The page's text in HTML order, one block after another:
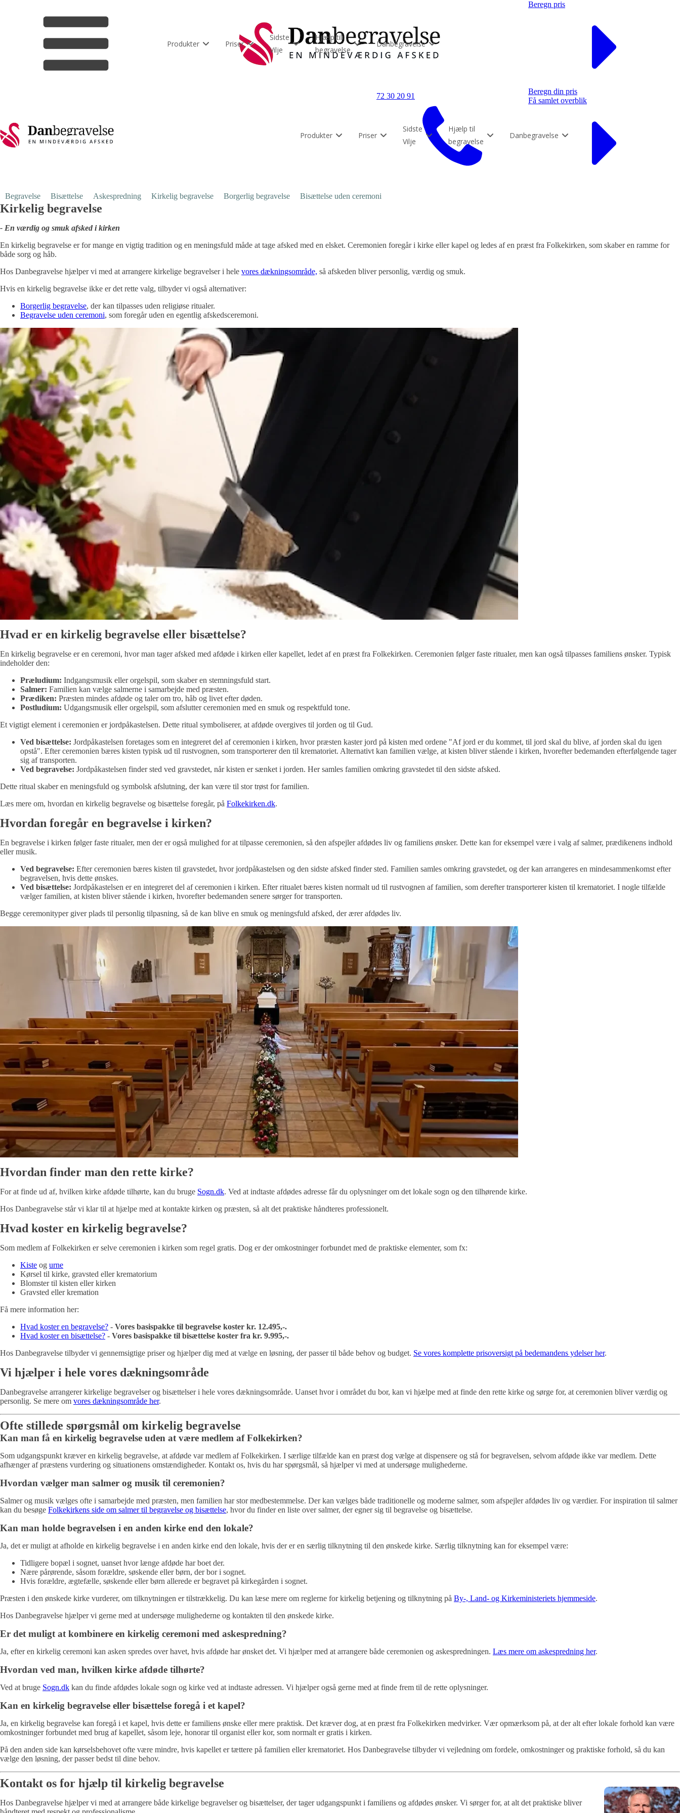
Produkter Priser
Sidste
Vilje
Hjælp til
begravelse
Danbegravelse
Beregn pris
Produkter Priser
Sidste
Vilje
Hjælp til
begravelse
Danbegravelse
72 30 20 91
Beregn din pris
Få samlet overblik
Begravelse Bisættelse Askespredning Kirkelig begravelse Borgerlig begravelse Bisættelse uden ceremoni
Kirkelig begravelse
- En værdig og smuk afsked i kirken
En kirkelig begravelse er for mange en vigtig tradition og en meningsfuld måde at tage afsked med en elsket. Ceremonien foregår i kirke eller kapel og ledes af en præst fra Folkekirken, som skaber en ramme for
både sorg og håb.
Hos Danbegravelse hjælper vi med at arrangere kirkelige begravelser i hele vores dækningsområde, så afskeden bliver personlig, værdig og smuk.
Hvis en kirkelig begravelse ikke er det rette valg, tilbyder vi også alternativer:
Borgerlig begravelse, der kan tilpasses uden religiøse ritualer.
Begravelse uden ceremoni, som foregår uden en egentlig afskedsceremoni.
Hvad er en kirkelig begravelse eller bisættelse?
En kirkelig begravelse er en ceremoni, hvor man tager afsked med afdøde i kirken eller kapellet, ledet af en præst fra Folkekirken. Ceremonien følger faste ritualer, men kan også tilpasses familiens ønsker. Typisk
indeholder den:
Præludium: Indgangsmusik eller orgelspil, som skaber en stemningsfuld start.
Salmer: Familien kan vælge salmerne i samarbejde med præsten.
Prædiken: Præsten mindes afdøde og taler om tro, håb og livet efter døden.
Postludium: Udgangsmusik eller orgelspil, som afslutter ceremonien med en smuk og respektfuld tone.
Et vigtigt element i ceremonien er jordpåkastelsen. Dette ritual symboliserer, at afdøde overgives til jorden og til Gud.
Ved bisættelse: Jordpåkastelsen foretages som en integreret del af ceremonien i kirken, hvor præsten kaster jord på kisten med ordene "Af jord er du kommet, til jord skal du blive, af jorden skal du igen
opstå". Efter ceremonien bæres kisten typisk ud til rustvognen, som transporterer den til krematoriet. Alternativt kan familien vælge, at kisten bliver stående i kirken, hvorefter bedemanden efterfølgende tager
sig af transporten.
Ved begravelse: Jordpåkastelsen finder sted ved gravstedet, når kisten er sænket i jorden. Her samles familien omkring gravstedet til den sidste afsked.
Dette ritual skaber en meningsfuld og symbolsk afslutning, der kan være til stor trøst for familien.
Læs mere om, hvordan en kirkelig begravelse og bisættelse foregår, på Folkekirken.dk.
Hvordan foregår en begravelse i kirken?
En begravelse i kirken følger faste ritualer, men der er også mulighed for at tilpasse ceremonien, så den afspejler afdødes liv og familiens ønsker. Dette kan for eksempel være i valg af salmer, prædikenens indhold
eller musik.
Ved begravelse: Efter ceremonien bæres kisten til gravstedet, hvor jordpåkastelsen og den sidste afsked finder sted. Familien samles omkring gravstedet, og der kan arrangeres en mindesammenkomst efter
begravelsen, hvis dette ønskes.
Ved bisættelse: Jordpåkastelsen er en integreret del af ceremonien i kirken. Efter ritualet bæres kisten normalt ud til rustvognen af familien, som derefter transporterer kisten til krematoriet. I nogle tilfælde
vælger familien, at kisten bliver stående i kirken, hvorefter bedemanden senere sørger for transporten.
Begge ceremonityper giver plads til personlig tilpasning, så de kan blive en smuk og meningsfuld afsked, der ærer afdødes liv.
Hvordan finder man den rette kirke?
For at finde ud af, hvilken kirke afdøde tilhørte, kan du bruge Sogn.dk. Ved at indtaste afdødes adresse får du oplysninger om det lokale sogn og den tilhørende kirke.
Hos Danbegravelse står vi klar til at hjælpe med at kontakte kirken og præsten, så alt det praktiske håndteres professionelt.
Hvad koster en kirkelig begravelse?
Som medlem af Folkekirken er selve ceremonien i kirken som regel gratis. Dog er der omkostninger forbundet med de praktiske elementer, som fx:
Kiste og urne
Kørsel til kirke, gravsted eller krematorium
Blomster til kisten eller kirken
Gravsted eller kremation
Få mere information her:
Hvad koster en begravelse? - Vores basispakke til begravelse koster kr. 12.495,-.
Hvad koster en bisættelse? - Vores basispakke til bisættelse koster fra kr. 9.995,-.
Hos Danbegravelse tilbyder vi gennemsigtige priser og hjælper dig med at vælge en løsning, der passer til både behov og budget. Se vores komplette prisoversigt på bedemandens ydelser her.
Vi hjælper i hele vores dækningsområde
Danbegravelse arrangerer kirkelige begravelser og bisættelser i hele vores dækningsområde. Uanset hvor i området du bor, kan vi hjælpe med at finde den rette kirke og sørge for, at ceremonien bliver værdig og
personlig. Se mere om vores dækningsområde her.
Ofte stillede spørgsmål om kirkelig begravelse
Kan man få en kirkelig begravelse uden at være medlem af Folkekirken?
Som udgangspunkt kræver en kirkelig begravelse, at afdøde var medlem af Folkekirken. I særlige tilfælde kan en præst dog vælge at dispensere og stå for begravelsen, selvom afdøde ikke var medlem. Dette
afhænger af præstens vurdering og situationens omstændigheder. Kontakt os, hvis du har spørgsmål, så hjælper vi med at undersøge mulighederne.
Hvordan vælger man salmer og musik til ceremonien?
Salmer og musik vælges ofte i samarbejde med præsten, men familien har stor medbestemmelse. Der kan vælges både traditionelle og moderne salmer, som afspejler afdødes liv og værdier. For inspiration til salmer
kan du besøge Folkekirkens side om salmer til begravelse og bisættelse, hvor du finder en liste over salmer, der egner sig til begravelse og bisættelse.
Kan man holde begravelsen i en anden kirke end den lokale?
Ja, det er muligt at afholde en kirkelig begravelse i en anden kirke end den lokale, hvis der er en særlig tilknytning til den ønskede kirke. Særlig tilknytning kan for eksempel være:
Tidligere bopæl i sognet, uanset hvor længe afdøde har boet der.
Nære pårørende, såsom forældre, søskende eller børn, der bor i sognet.
Hvis forældre, ægtefælle, søskende eller børn allerede er begravet på kirkegården i sognet.
Præsten i den ønskede kirke vurderer, om tilknytningen er tilstrækkelig. Du kan læse mere om reglerne for kirkelig betjening og tilknytning på By-, Land- og Kirkeministeriets hjemmeside.
Hos Danbegravelse hjælper vi gerne med at undersøge mulighederne og kontakten til den ønskede kirke.
Er det muligt at kombinere en kirkelig ceremoni med askespredning?
Ja, efter en kirkelig ceremoni kan asken spredes over havet, hvis afdøde har ønsket det. Vi hjælper med at arrangere både ceremonien og askespredningen. Læs mere om askespredning her.
Hvordan ved man, hvilken kirke afdøde tilhørte?
Ved at bruge Sogn.dk kan du finde afdødes lokale sogn og kirke ved at indtaste adressen. Vi hjælper også gerne med at finde frem til de rette oplysninger.
Kan en kirkelig begravelse eller bisættelse foregå i et kapel?
Ja, en kirkelig begravelse kan foregå i et kapel, hvis dette er familiens ønske eller mere praktisk. Det kræver dog, at en præst fra Folkekirken medvirker. Vær opmærksom på, at der alt efter lokale forhold kan være
omkostninger forbundet med brug af kapellet, såsom leje, honorar til organist eller kor, som normalt er gratis i kirken.
På den anden side kan kørselsbehovet ofte være mindre, hvis kapellet er tættere på familien eller krematoriet. Hos Danbegravelse tilbyder vi vejledning om fordele, omkostninger og praktiske forhold, så du kan
vælge den løsning, der passer bedst til dine behov.
Kontakt os for hjælp til kirkelig begravelse
Hos Danbegravelse hjælper vi med at arrangere både kirkelige begravelser og bisættelser, der tager udgangspunkt i familiens og afdødes ønsker. Vi sørger for, at alt det praktiske bliver